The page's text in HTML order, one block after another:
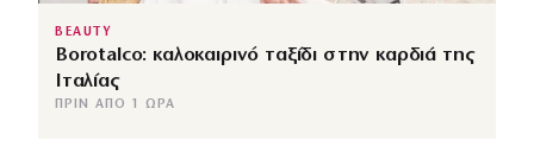
BEAUTY
Borotalco: καλοκαιρινό ταξίδι στην καρδιά της
Ιταλίας
ΠΡΙΝ ΑΠΌ 1 ΏΡΑ